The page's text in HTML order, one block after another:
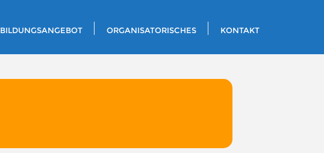
BILDUNGSANGEBOT ORGANISATORISCHES KONTAKT